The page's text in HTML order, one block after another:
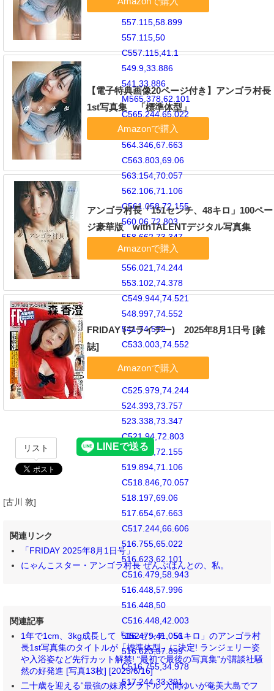
C549.9,66.113
557.115,58.899
557.115,50
C557.115,41.1
549.9,33.886
541,33.886
M565.378,62.101
C565.244,65.022
564.756,66.606
564.346,67.663
C563.803,69.06
563.154,70.057
562.106,71.106
C561.058,72.155
560.06,72.803
558.662,73.347
C557.607,73.757
556.021,74.244
553.102,74.378
C549.944,74.521
548.997,74.552
541,74.552
C533.003,74.552
532.056,74.521
528.898,74.378
C525.979,74.244
524.393,73.757
523.338,73.347
C521.94,72.803
520.942,72.155
519.894,71.106
C518.846,70.057
518.197,69.06
517.654,67.663
C517.244,66.606
516.755,65.022
516.623,62.101
C516.479,58.943
516.448,57.996
516.448,50
C516.448,42.003
516.479,41.056
516.623,37.899
C516.755,34.978
517.244,33.391
【電子特典画像20ページ付き】アンゴラ村長
1st写真集 「標準体型」
アンゴラ村長「151センチ、48キロ」100ペー
ジ豪華版 withTALENTデジタル写真集
FRIDAY (フライデー) 2025年8月1日号 [雑
誌]
リスト
[古川 敦]
関連リンク
「FRIDAY 2025年8月1日号」
にゃんこスター・アンゴラ村長 ぜんぶほんとの、私。
関連記事
1年で1cm、3kg成長して「152センチ、51キロ」のアンゴラ村
長1st写真集のタイトルが「標準体型」に決定! ランジェリー姿
や入浴姿など先行カット解禁! “最初で最後の写真集”が講談社騒
然の好発進 [写真13枚] [2025/6/16]
二十歳を迎える“最強の妹系グラドル”入間ゆいが奄美大島でフ